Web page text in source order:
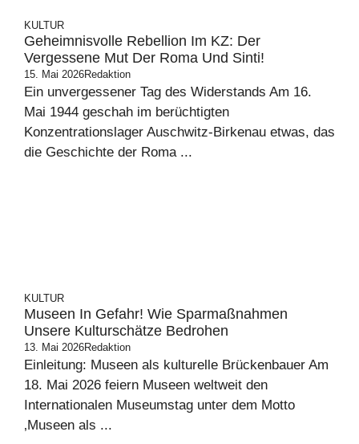
KULTUR
Geheimnisvolle Rebellion Im KZ: Der
Vergessene Mut Der Roma Und Sinti!
15. Mai 2026Redaktion
Ein unvergessener Tag des Widerstands Am 16.
Mai 1944 geschah im berüchtigten
Konzentrationslager Auschwitz-Birkenau etwas, das
die Geschichte der Roma ...
KULTUR
Museen In Gefahr! Wie Sparmaßnahmen
Unsere Kulturschätze Bedrohen
13. Mai 2026Redaktion
Einleitung: Museen als kulturelle Brückenbauer Am
18. Mai 2026 feiern Museen weltweit den
Internationalen Museumstag unter dem Motto
‚Museen als ...